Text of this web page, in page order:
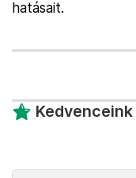
hatásait.
Kedvenceink